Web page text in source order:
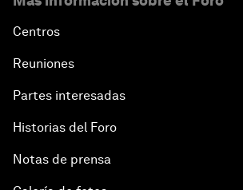
Centros
Reuniones
Partes interesadas
Historias del Foro
Notas de prensa